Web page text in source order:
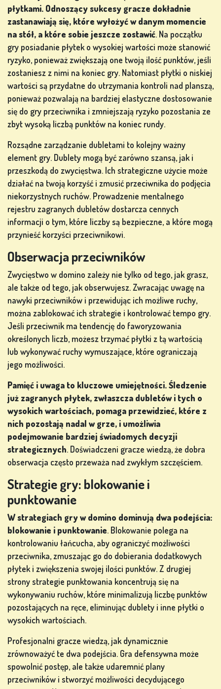
ZALOGUJ
SIĘ
SKLEP
KLASYFIKACJA
ZMIEŃ
JĘZYK
płytkami. Odnoszący sukcesy gracze dokładnie
zastanawiają się, które wyłożyć w danym momencie
na stół, a które sobie jeszcze zostawić. Na początku
gry posiadanie płytek o wysokiej wartości może stanowić
ryzyko, ponieważ zwiększają one twoją ilość punktów, jeśli
zostaniesz z nimi na koniec gry. Natomiast płytki o niskiej
wartości są przydatne do utrzymania kontroli nad planszą,
ponieważ pozwalają na bardziej elastyczne dostosowanie
się do gry przeciwnika i zmniejszają ryzyko pozostania ze
zbyt wysoką liczbą punktów na koniec rundy.
Rozsądne zarządzanie dubletami to kolejny ważny
element gry. Dublety mogą być zarówno szansą, jak i
przeszkodą do zwycięstwa. Ich strategiczne użycie może
działać na twoją korzyść i zmusić przeciwnika do podjęcia
niekorzystnych ruchów. Prowadzenie mentalnego
rejestru zagranych dubletów dostarcza cennych
informacji o tym, które liczby są bezpieczne, a które mogą
przynieść korzyści przeciwnikowi.
Obserwacja przeciwników
Zwycięstwo w domino zależy nie tylko od tego, jak grasz,
ale także od tego, jak obserwujesz. Zwracając uwagę na
nawyki przeciwników i przewidując ich możliwe ruchy,
można zablokować ich strategie i kontrolować tempo gry.
Jeśli przeciwnik ma tendencję do faworyzowania
określonych liczb, możesz trzymać płytki z tą wartością
lub wykonywać ruchy wymuszające, które ograniczają
jego możliwości.
Pamięć i uwaga to kluczowe umiejętności. Śledzenie
już zagranych płytek, zwłaszcza dubletów i tych o
wysokich wartościach, pomaga przewidzieć, które z
nich pozostają nadal w grze, i umożliwia
podejmowanie bardziej świadomych decyzji
strategicznych. Doświadczeni gracze wiedzą, że dobra
obserwacja często przeważa nad zwykłym szczęściem.
Strategie gry: blokowanie i
punktowanie
W strategiach gry w domino dominują dwa podejścia:
blokowanie i punktowanie. Blokowanie polega na
kontrolowaniu łańcucha, aby ograniczyć możliwości
przeciwnika, zmuszając go do dobierania dodatkowych
płytek i zwiększenia swojej ilości punktów. Z drugiej
strony strategie punktowania koncentrują się na
wykonywaniu ruchów, które minimalizują liczbę punktów
pozostających na ręce, eliminując dublety i inne płytki o
wysokich wartościach.
Profesjonalni gracze wiedzą, jak dynamicznie
zrównoważyć te dwa podejścia. Gra defensywna może
spowolnić postęp, ale także udaremnić plany
przeciwników i stworzyć możliwości decydującego